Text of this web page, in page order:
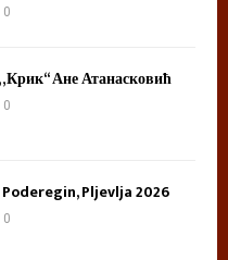
0
Ане Атанасковић
0
Pljevlja 2026
0